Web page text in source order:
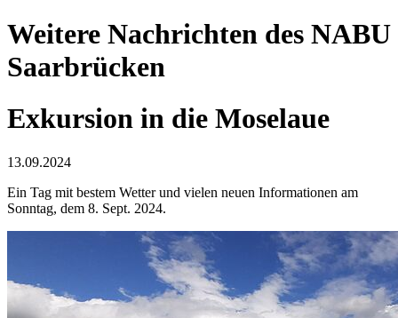
Weitere Nachrichten des NABU
Saarbrücken
Exkursion in die Moselaue
13.09.2024
Ein Tag mit bestem Wetter und vielen neuen Informationen am
Sonntag, dem 8. Sept. 2024.